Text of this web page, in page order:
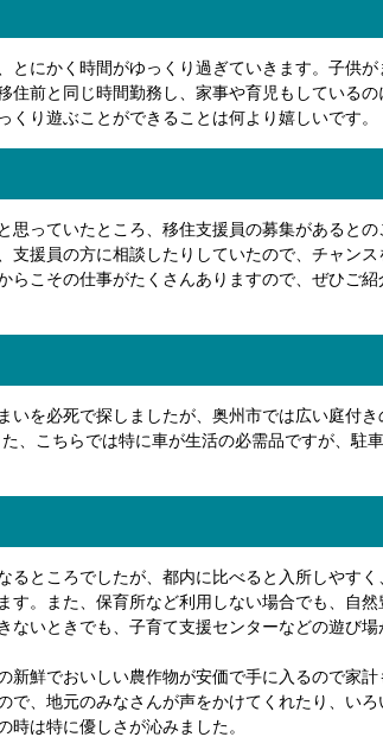
とにかく時間がゆっくり過ぎていきます。子供
住前と同じ時間勤務し、家事や育児もしているの
り遊ぶことができることは何より嬉しいです。
思っていたところ、移住支援員の募集があるとの
支援員の方に相談したりしていたので、チャンス
らこその仕事がたくさんありますので、ぜひご紹
いを必死で探しましたが、奥州市では広い庭付
、こちらでは特に車が生活の必需品ですが、駐
るところでしたが、都内に比べると入所しやすく
す。また、保育所など利用しない場合でも、自
ないときでも、子育て支援センターなどの遊び場
新鮮でおいしい農作物が安価で手に入るので家
で、地元のみなさんが声をかけてくれたり、い
は特に優しさが沁みました。